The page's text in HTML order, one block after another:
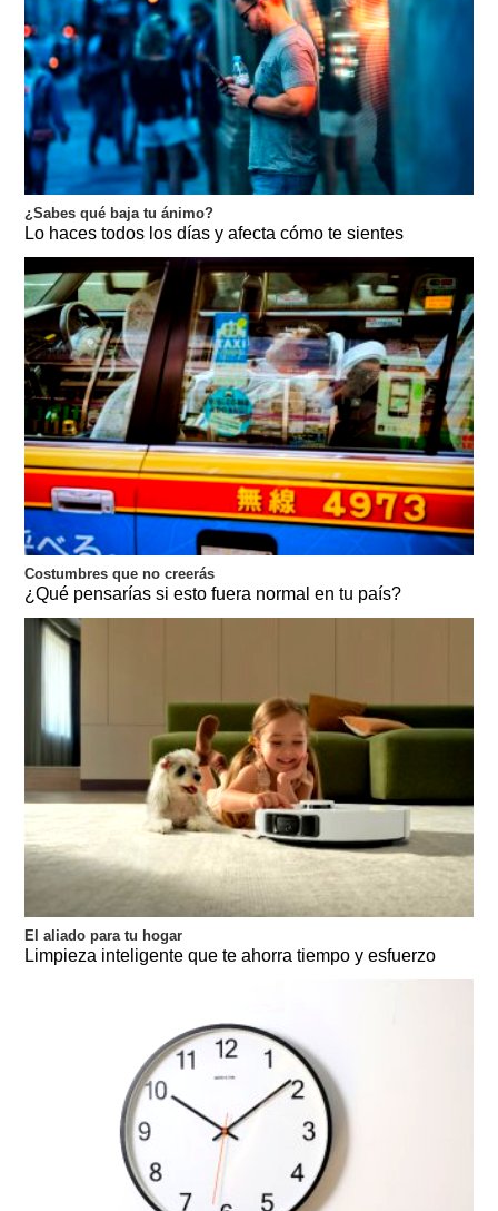
¿Sabes qué baja tu ánimo?
Lo haces todos los días y afecta cómo te sientes
Costumbres que no creerás
¿Qué pensarías si esto fuera normal en tu país?
El aliado para tu hogar
Limpieza inteligente que te ahorra tiempo y esfuerzo